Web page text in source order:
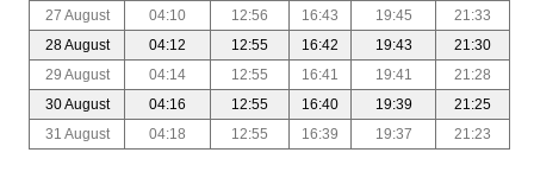
27 August
04:10 12:56 16:43 19:45
21:33
28 August
04:12 12:55 16:42 19:43
21:30
29 August
04:14 12:55 16:41 19:41
21:28
30 August
04:16 12:55 16:40 19:39
21:25
31 August
04:18 12:55 16:39 19:37 21:23